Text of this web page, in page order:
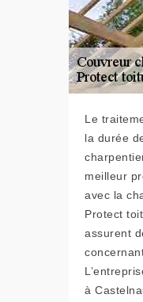
Le
la durée
meilleur
avec la
Protect
assurent
à